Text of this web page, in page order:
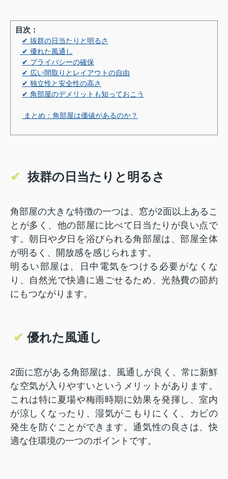
目次：
✔ 抜群の日当たりと明るさ
✔ 優れた風通し
✔ プライバシーの確保
✔ 広い間取りとレイアウトの自由
✔ 独立性と安全性の高さ
✔ 角部屋のデメリットも知っておこう
まとめ：角部屋は価値があるのか？
✔ 抜群の日当たりと明るさ
角部屋の大きな特徴の一つは、窓が2面以上あるこ
とが多く、他の部屋に比べて日当たりが良い点で
す。朝日や夕日を浴びられる角部屋は、部屋全体
が明るく、開放感を感じられます。
明るい部屋は、日中電気をつ ける必要がなくな
り 、自然光で快適に過ごせるため、光熱費の節約
にもつながります。
✔ 優れた風通し
2面に窓がある角部屋は、風通しが良く、常に新鮮
な空気が入りやすいというメリットがあります。
これは特に夏場や梅雨時期に効果を発揮し、室内
が涼しくなったり、湿気がこもりにくく、カビの
発生を防ぐことができます。通気性の良さは、快
適な住環境の一つのポイントです。